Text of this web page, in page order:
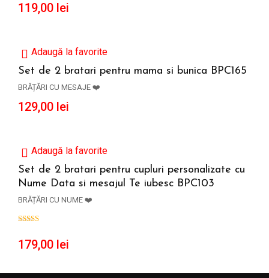
119,00 lei
Adaugă la favorite
Set de 2 bratari pentru mama si bunica BPC165
BRĂȚĂRI CU MESAJE ❤️
129,00 lei
Adaugă la favorite
Set de 2 bratari pentru cupluri personalizate cu
Nume Data si mesajul Te iubesc BPC103
BRĂȚĂRI CU NUME ❤️
179,00 lei